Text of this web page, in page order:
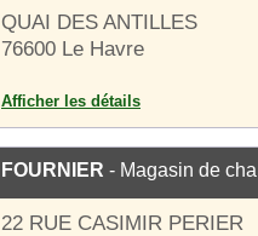
QUAI DES ANTILLES
76600 Le Havre
Afficher les détails
FOURNIER - Magasin de
22 RUE CASIMIR PERIER